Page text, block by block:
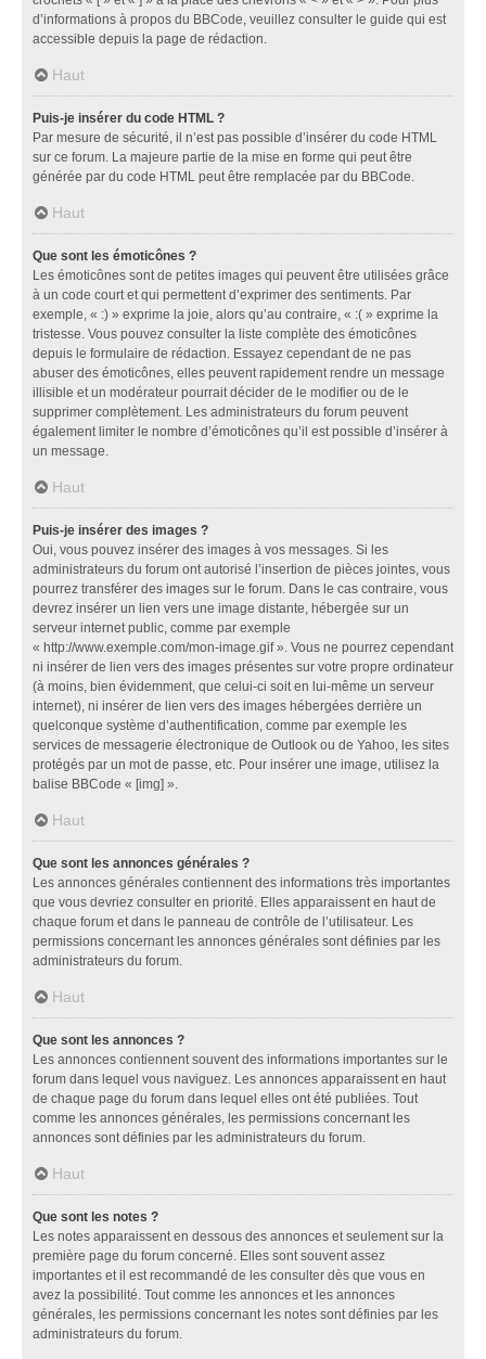
d’informations à propos du BBCode, veuillez consulter le guide qui est
accessible depuis la page de rédaction.
Haut
Puis-je insérer du code HTML ?
Par mesure de sécurité, il n’est pas possible d’insérer du code HTML
sur ce forum. La majeure partie de la mise en forme qui peut être
générée par du code HTML peut être remplacée par du BBCode.
Haut
Que sont les émoticônes ?
Les émoticônes sont de petites images qui peuvent être utilisées grâce
à un code court et qui permettent d’exprimer des sentiments. Par
exemple, « :) » exprime la joie, alors qu’au contraire, « :( » exprime la
tristesse. Vous pouvez consulter la liste complète des émoticônes
depuis le formulaire de rédaction. Essayez cependant de ne pas
abuser des émoticônes, elles peuvent rapidement rendre un message
illisible et un modérateur pourrait décider de le modifier ou de le
supprimer complètement. Les administrateurs du forum peuvent
également limiter le nombre d’émoticônes qu’il est possible d’insérer à
un message.
Haut
Puis-je insérer des images ?
Oui, vous pouvez insérer des images à vos messages. Si les
administrateurs du forum ont autorisé l’insertion de pièces jointes, vous
pourrez transférer des images sur le forum. Dans le cas contraire, vous
devrez insérer un lien vers une image distante, hébergée sur un
serveur internet public, comme par exemple
« http://www.exemple.com/mon-image.gif ». Vous ne pourrez cependant
ni insérer de lien vers des images présentes sur votre propre ordinateur
(à moins, bien évidemment, que celui-ci soit en lui-même un serveur
internet), ni insérer de lien vers des images hébergées derrière un
quelconque système d’authentification, comme par exemple les
services de messagerie électronique de Outlook ou de Yahoo, les sites
protégés par un mot de passe, etc. Pour insérer une image, utilisez la
balise BBCode « [img] ».
Haut
Que sont les annonces générales ?
Les annonces générales contiennent des informations très importantes
que vous devriez consulter en priorité. Elles apparaissent en haut de
chaque forum et dans le panneau de contrôle de l’utilisateur. Les
permissions concernant les annonces générales sont définies par les
administrateurs du forum.
Haut
Que sont les annonces ?
Les annonces contiennent souvent des informations importantes sur le
forum dans lequel vous naviguez. Les annonces apparaissent en haut
de chaque page du forum dans lequel elles ont été publiées. Tout
comme les annonces générales, les permissions concernant les
annonces sont définies par les administrateurs du forum.
Haut
Que sont les notes ?
Les notes apparaissent en dessous des annonces et seulement sur la
première page du forum concerné. Elles sont souvent assez
importantes et il est recommandé de les consulter dès que vous en
avez la possibilité. Tout comme les annonces et les annonces
générales, les permissions concernant les notes sont définies par les
administrateurs du forum.